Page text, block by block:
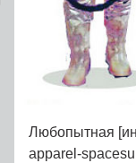
Любопытная
apparel-